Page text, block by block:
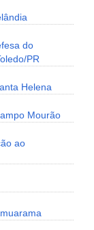
do
PR
Helena
Mourão
ao